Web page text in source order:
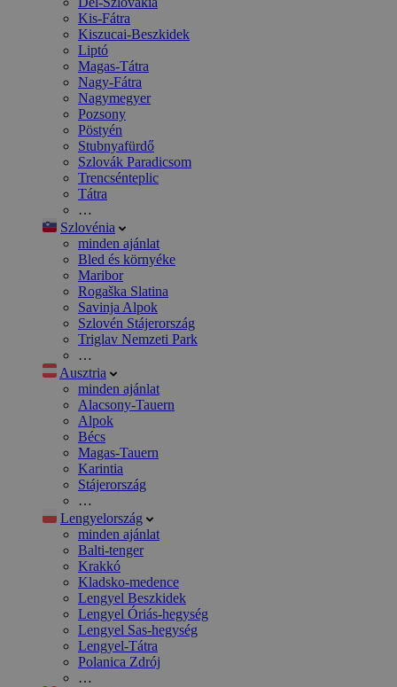
Kis-Fátra
Kiszucai-Beszkidek
Liptó
Magas-Tátra
Nagy-Fátra
Nagymegyer
Pozsony
Pöstyén
Stubnyafürdő
Szlovák Paradicsom
Trencsénteplic
Tátra
…
Szlovénia
minden ajánlat
Bled és környéke
Maribor
Rogaška Slatina
Savinja Alpok
Szlovén Stájerország
Triglav Nemzeti Park
…
Ausztria
minden ajánlat
Alacsony-Tauern
Alpok
Bécs
Magas-Tauern
Karintia
Stájerország
…
Lengyelország
minden ajánlat
Balti-tenger
Krakkó
Kladsko-medence
Lengyel Beszkidek
Lengyel Óriás-hegység
Lengyel Sas-hegység
Lengyel-Tátra
Polanica Zdrój
…